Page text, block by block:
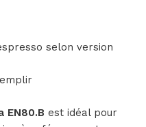
selon version
EN80.B est idéal pour